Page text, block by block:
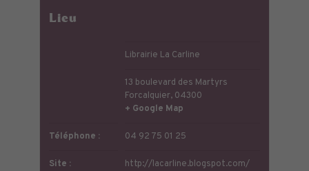
Lieu
Librairie La Carline
13 boulevard des Martyrs
Forcalquier, 04300
+ Google Map
Téléphone : 04 92 75 01 25
Site : http://lacarline.blogspot.com/